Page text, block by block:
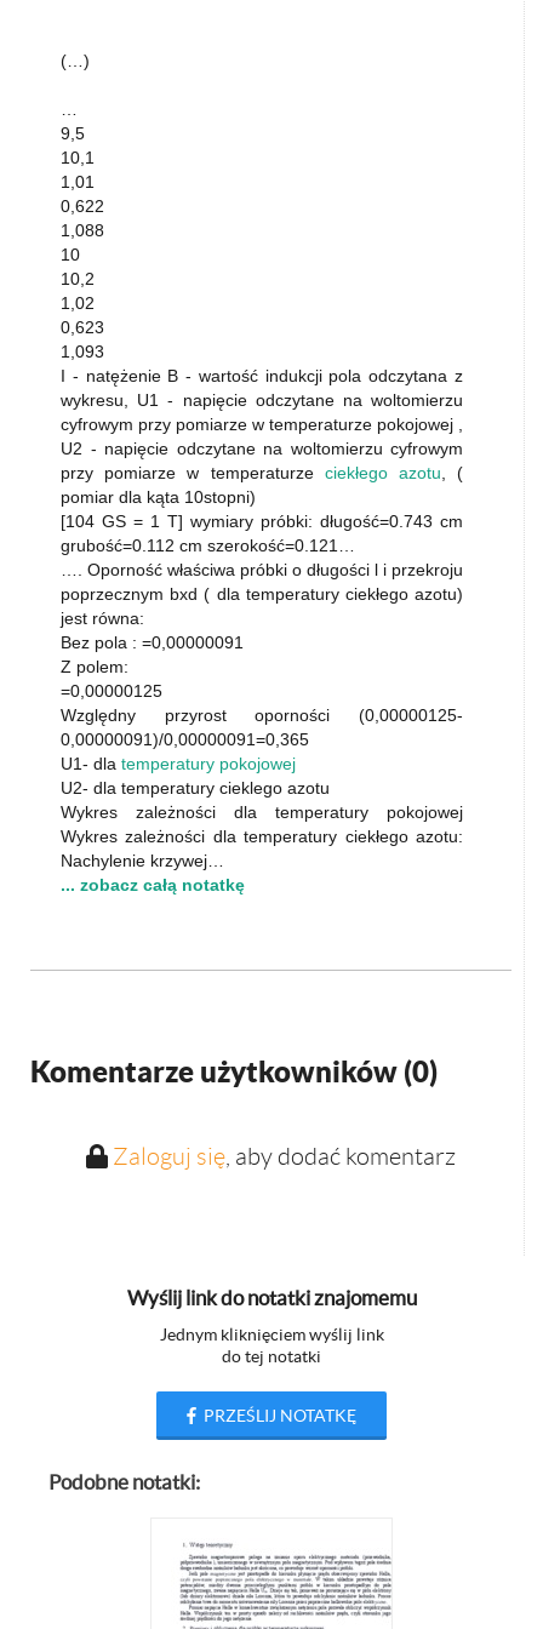
(…)
9,5
10,1
1,01
0,622
1,088
10
10,2
1,02
0,623
1,093
I - natężenie B - wartość indukcji pola odczytana z
wykresu, U1 - napięcie odczytane na woltomierzu
cyfrowym przy pomiarze w temperaturze pokojowej ,
U2 - napięcie odczytane na woltomierzu cyfrowym
przy pomiarze w temperaturze ciekłego azotu , (
pomiar dla kąta 10stopni)
[104 GS = 1 T] wymiary próbki: długość=0.743 cm
grubość=0.112 cm szerokość=0.121…
…. Oporność właściwa próbki o długości l i przekroju
poprzecznym bxd ( dla temperatury ciekłego azotu)
jest równa:
Bez pola : =0,00000091
Z polem:
=0,00000125
Względny przyrost oporności (0,00000125-
0,00000091)/0,00000091=0,365
U1- dla temperatury pokojowej
U2- dla temperatury cieklego azotu
Wykres zależności dla temperatury pokojowej
Wykres zależności dla temperatury ciekłego azotu:
Nachylenie krzywej…
... zobacz całą notatkę
Komentarze użytkowników (0)
Zaloguj się, aby dodać komentarz
Wyślij link do notatki znajomemu
Jednym kliknięciem wyślij link
do tej notatki
PRZEŚLIJ NOTATKĘ
Podobne notatki: